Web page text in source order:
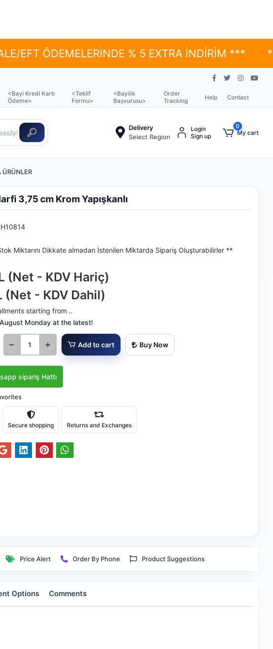
ÖDEMELERİNDE % 5 EXTRA İNDİRİM *** ***
<Bayi Kredi Kartı
Ödeme>
<Teklif
Formu>
<Bayilik
Başvurusu>
Order
Tracking
Help Contact
Delivery
Select Region
Login
Sign up
0
My cart
3,75 cm Krom Yapışkanlı
H10814
Miktarını Dikkate almadan İstenilen Miktarda Sipariş Oluşturabilirler **
(Net - KDV Hariç)
(Net - KDV Dahil)
starting from ..
Monday at the latest!
Add to cart Buy Now
sipariş Hattı
Secure shopping Returns and Exchanges
Price Alert Order By Phone Product Suggestions
Options Comments